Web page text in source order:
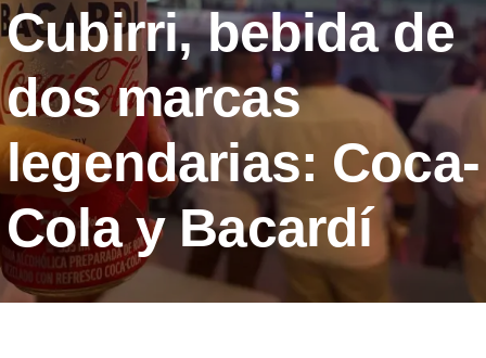
Cubirri, bebida de
dos marcas
legendarias: Coca-
Cola y Bacardí